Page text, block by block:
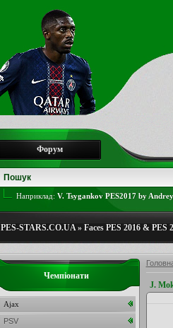
Форум
Наприклад: V. Tsygankov PES2017 by
PES-STARS.CO.UA» Faces PES 2016 & PES
J.
Чемпіонати
Ajax
PSV